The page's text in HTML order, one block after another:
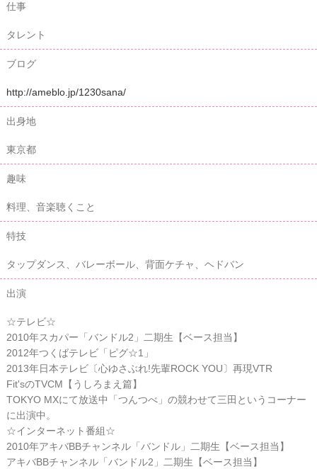
仕事
タレント
ブログ
http://ameblo.jp/1230sana/
出身地
東京都
趣味
料理、音楽聴くこと
特技
タップダンス、バレーボール、背面ケチャ、ヘドバン
出演
☆テレビ☆
2010年スカパー「バンドル2」二期生【ベース担当】
2012年つくばテレビ「ピグ☆1」
2013年日本テレビ〔心ゆさぶれ!先輩ROCK YOU〕再現VTR
Fit'sのTVCM【うしろまえ篇】
TOKYO MXにて放送中「つんつべ」の競わせて三田というコーナー
に出演中。
☆インターネット番組☆
2010年アキバBBチャンネル「バンドル」二期生【ベース担当】
アキバBBチャンネル「バンドル2」二期生【ベース担当】